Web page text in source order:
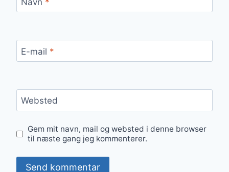
E-mail *
Websted
Gem mit navn, mail og websted i denne browser
til næste gang jeg kommenterer.